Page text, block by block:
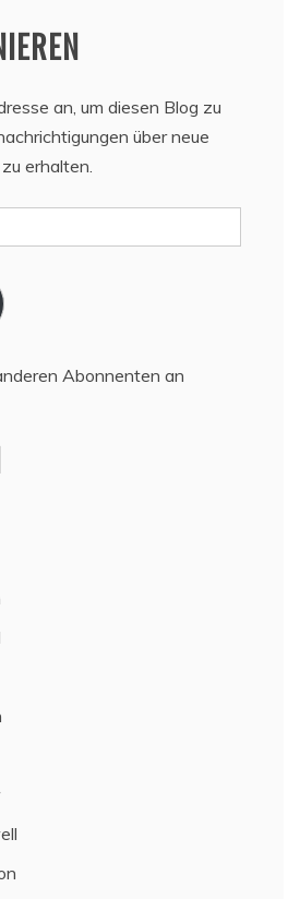
an, um diesen Blog zu
über neue
erhalten.
Abonnenten an